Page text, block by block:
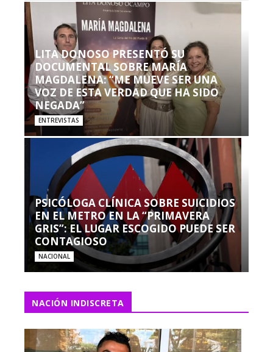
LITA DONOSO PRESENTÓ SU
DOCUMENTAL SOBRE MARÍA
MAGDALENA: “ME MUEVE SER UNA
VOZ DE ESTA VERDAD QUE HA SIDO
NEGADA”
ENTREVISTAS
PSICÓLOGA CLÍNICA SOBRE SUICIDIOS
EN EL METRO EN LA “PRIMAVERA
GRIS”: EL LUGAR ESCOGIDO PUEDE SER
CONTAGIOSO
NACIONAL
NACIÓN INDISCRETA